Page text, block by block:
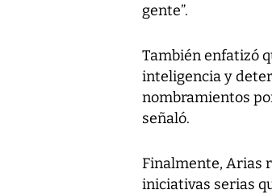
gente”.
También enfatizó
inteligencia y
nombramientos
señaló.
Finalmente, Arias
iniciativas serias